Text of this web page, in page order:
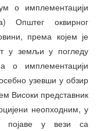
о имплементацији
Општег оквирног
према којем је
у земљи у погледу
о имплементацији
узевши у обзир
Високи представник
неопходним, у
појаве у вези са